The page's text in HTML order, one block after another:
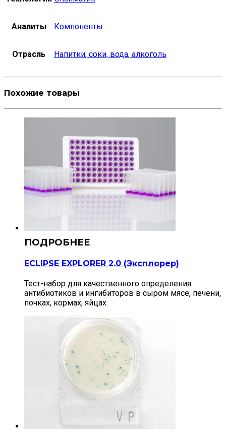
Аналиты Компоненты
Отрасль Напитки, соки, вода, алкоголь
Похожие товары
ECLIPSE EXPLORER 2.0 (Эксплорер)
Тест-набор для качественного определения
антибиотиков и ингибиторов в сыром мясе, печени,
почках, кормах, яйцах.